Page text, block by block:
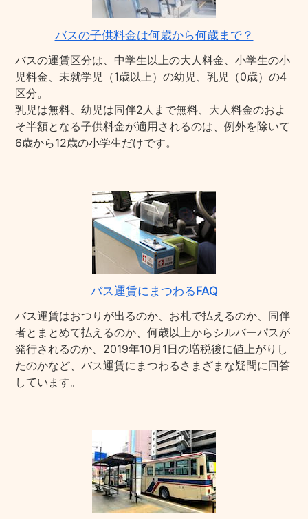
バスの子供料金は何歳から何歳まで？
バスの運賃区分は、中学生以上の大人料金、小学生の小
児料金、未就学児（1歳以上）の幼児、乳児（0歳）の4
区分。
乳児は無料、幼児は同伴2人まで無料、大人料金のおよ
そ半額となる子供料金が適用されるのは、例外を除いて
6歳から12歳の小学生だけです。
バス運賃にまつわるFAQ
バス運賃はおつりが出るのか、お札で払えるのか、同伴
者とまとめて払えるのか、何歳以上からシルバーパスが
発行されるのか、2019年10月1日の増税後に値上がりし
たのかなど、バス運賃にまつわるさまざまな疑問に回答
しています。